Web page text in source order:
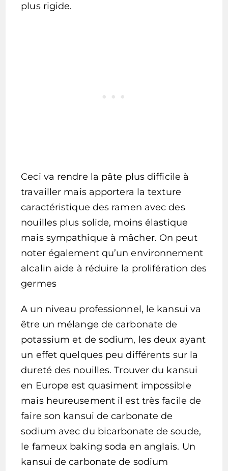
plus rigide.
Ceci va rendre la pâte plus difficile à
travailler mais apportera la texture
caractéristique des ramen avec des
nouilles plus solide, moins élastique
mais sympathique à mâcher. On peut
noter également qu’un environnement
alcalin aide à réduire la prolifération des
germes
A un niveau professionnel, le kansui va
être un mélange de carbonate de
potassium et de sodium, les deux ayant
un effet quelques peu différents sur la
dureté des nouilles. Trouver du kansui
en Europe est quasiment impossible
mais heureusement il est très facile de
faire son kansui de carbonate de
sodium avec du bicarbonate de soude,
le fameux baking soda en anglais. Un
kansui de carbonate de sodium